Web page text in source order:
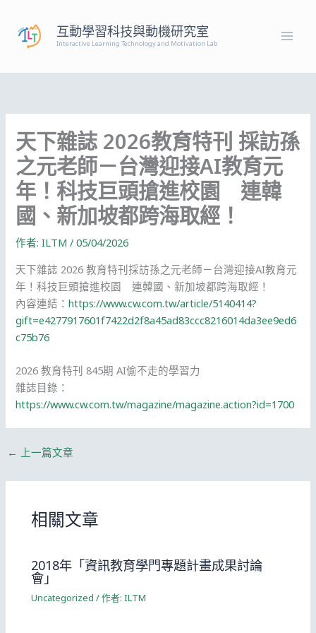
內
互動學習科技與動機研究室
Interactive Learning Technology and Motivation Lab
天下雜誌 2026教育特刊 採訪孫
之元老師－台灣迎接AI教育元
年！科技巨頭搶進校園 連韓
國、新加坡都跨海取經！
作者:ILTM/05/04/2026
天下雜誌 2026 教育特刊採訪孫之元老師－台灣迎接AI教育元
年！科技巨頭搶進校園 連韓國、新加坡都跨海取經！
內容連結：https://www.cw.com.tw/article/5140414?
gift=e4277917601f7422d2f8a45ad83ccc8216014da3ee9ed6
c75b76
2026 教育特刊 845期 AI偷不走的學習力
雜誌目錄：
https://www.cw.com.tw/magazine/magazine.action?id=1700
← 上一篇文章
相關文章
2018年「資訊教育學門專題計畫成果討論
會」
Uncategorized / 作者:ILTM